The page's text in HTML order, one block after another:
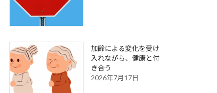
加齢による変化を受け
入れながら、健康と付
き合う
2026年7月17日